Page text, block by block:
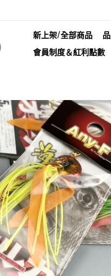
新上架/全部商品
會員制度＆紅利點數